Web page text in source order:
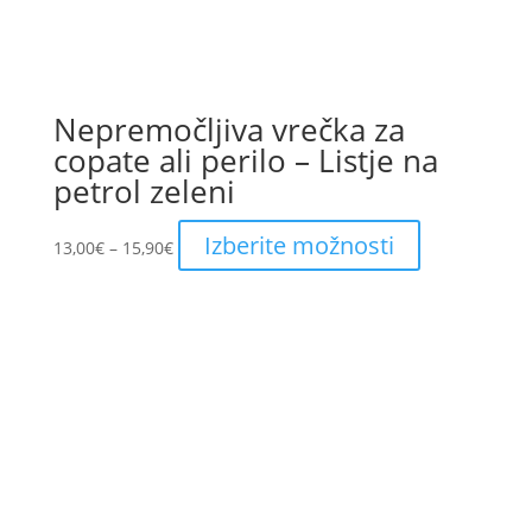
Nepremočljiva vrečka za
copate ali perilo – Listje na
petrol zeleni
13,00€ – 15,90€Price
range:
Izberite možnosti
product